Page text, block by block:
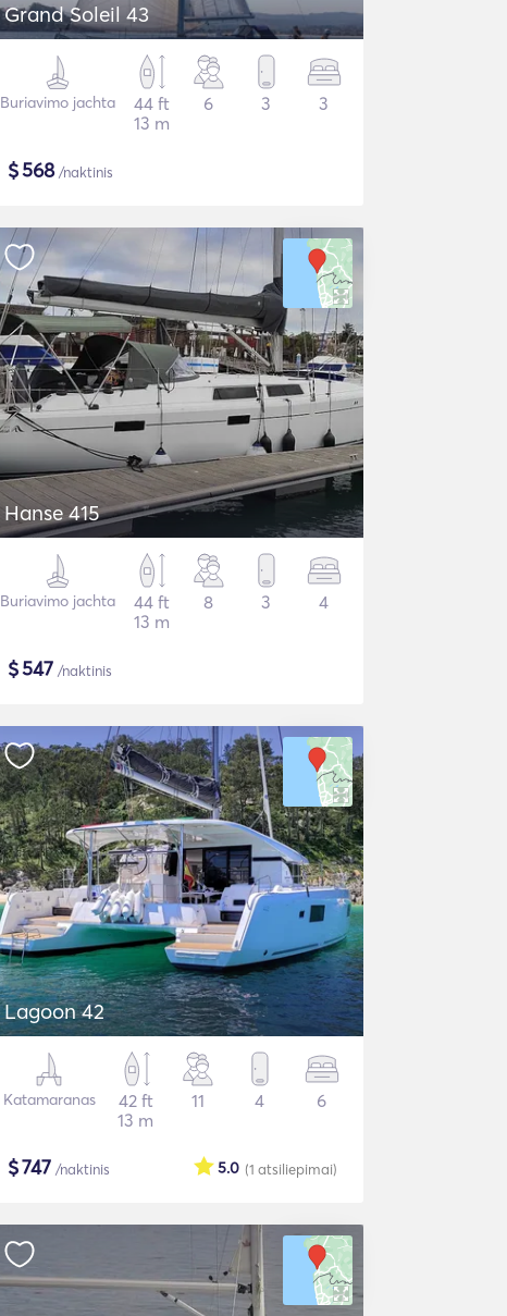
Grand Soleil 43
Buriavimo jachta
44 ft
13 m
6 3 3
$568/naktinis
Hanse 415
Buriavimo jachta
44 ft
13 m
8 3 4
$547 /naktinis
Lagoon 42
Katamaranas
42 ft
13 m
11 4 6
$747 /naktinis (1 atsiliepimai)
5.0